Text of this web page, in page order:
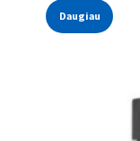
Daugiau